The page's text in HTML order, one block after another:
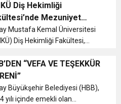
daha ekledi....
Diş Hekimliği
Mezuniyet
Mustafa Kemal Üniversitesi
Diş Hekimliği Fakültesi,
Atatürk Konferans
büyük bir coşku ve gurur
gerçekleştirdi. Törene
“VEFA VE TEŞEKKÜR
Büyükşehir Belediyesi (HBB),
yılı içinde emekli olan